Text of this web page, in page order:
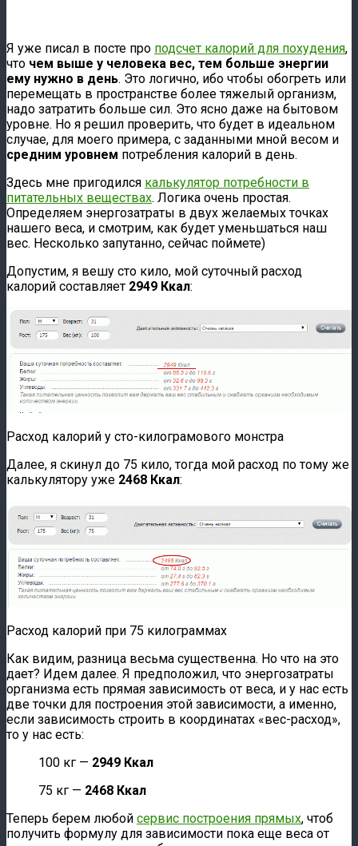
Я уже писал в посте про подсчет калорий для похудения,
что чем выше у человека вес, тем больше энергии
ему нужно в день. Это логично, ибо чтобы обогреть или
перемещать в пространстве более тяжелый организм,
надо затратить больше сил. Это ясно даже на бытовом
уровне. Но я решил проверить, что будет в идеальном
случае, для моего примера, с заданными мной весом и
средним уровнем потребления калорий в день.
Здесь мне пригодился калькулятор потребности в
питательных веществах. Логика очень простая.
Определяем энергозатраты в двух желаемых точках
нашего веса, и смотрим, как будет уменьшаться наш
вес. Несколько запутанно, сейчас поймете)
Допустим, я вешу сто кило, мой суточный расход
калорий составляет 2949 Ккал:
Расход калорий у сто-килограмового монстра
Далее, я скинул до 75 кило, тогда мой расход по тому же
калькулятору уже 2468 Ккал:
Расход калорий при 75 килограммах
Как видим, разница весьма существенна. Но что на это
дает? Идем далее. Я предположил, что энергозатраты
организма есть прямая зависимость от веса, и у нас есть
две точки для построения этой зависимости, а именно,
если зависимость строить в координатах «вес-расход»,
то у нас есть:
100 кг — 2949 Ккал
75 кг — 2468 Ккал
Теперь берем любой сервис построения прямых, чтоб
получить формулу для зависимости пока еще веса от